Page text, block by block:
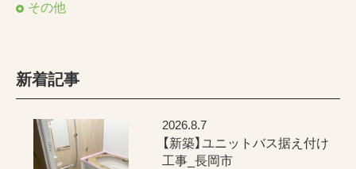
その他
新着記事
2026.8.7
【新築】ユニットバス据え付け
工事_長岡市